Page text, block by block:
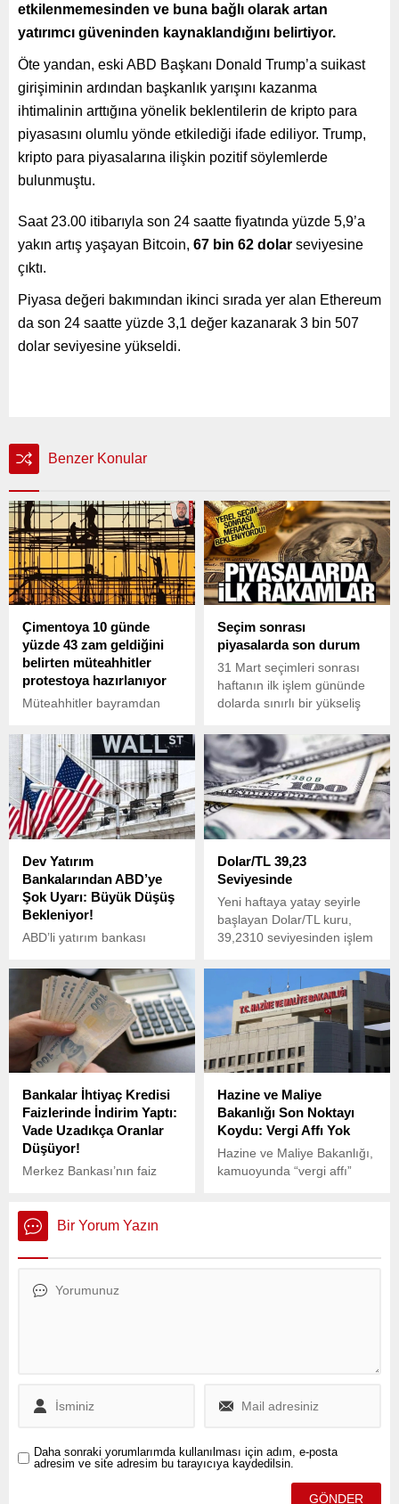
etkilenmemesinden ve buna bağlı olarak artan
yatırımcı güveninden kaynaklandığını belirtiyor.
Öte yandan, eski ABD Başkanı Donald Trump’a suikast
girişiminin ardından başkanlık yarışını kazanma
ihtimalinin arttığına yönelik beklentilerin de kripto para
piyasasını olumlu yönde etkilediği ifade ediliyor. Trump,
kripto para piyasalarına ilişkin pozitif söylemlerde
bulunmuştu.
Saat 23.00 itibarıyla son 24 saatte fiyatında yüzde 5,9’a
yakın artış yaşayan Bitcoin, 67 bin 62 dolar seviyesine
çıktı.
Piyasa değeri bakımından ikinci sırada yer alan Ethereum
da son 24 saatte yüzde 3,1 değer kazanarak 3 bin 507
dolar seviyesine yükseldi.
Benzer Konular
Çimentoya 10 günde
yüzde 43 zam geldiğini
belirten müteahhitler
protestoya hazırlanıyor
Müteahhitler bayramdan
torbasının 1750 TL’den 2
bin 500 TL’ye çıktığını
açıkladı. Maliyetten
bağımsız gelen zam
nedeniyle konut üretiminin
duracağı belirtiliyor.
Seçim sonrası
piyasalarda son durum
31 Mart seçimleri sonrası
haftanın ilk işlem gününde
dolarda sınırlı bir yükseliş
TL'de hareket eden dolar,
güne 32,42 TL'den başladı.
Gram altın ise şu
dakikalarda yüzde 1,24
artışla 2.358 liradan alıcı
buluyor.
Dev Yatırım
Bankalarından ABD’ye
Şok Uyarı: Büyük Düşüş
Bekleniyor!
ABD’li yatırım bankası
ekonomisinin büyüme
tahminini önemli ölçüde
aşağı yönlü revize etti.
Dolar/TL 39,23
Seviyesinde
Yeni haftaya yatay seyirle
başlayan Dolar/TL kuru,
39,2310 seviyesinden işlem
Bankalar İhtiyaç Kredisi
Faizlerinde İndirim Yaptı:
Vade Uzadıkça Oranlar
Düşüyor!
Merkez Bankası’nın faiz
beklentiler bankacılık
sektöründe hareketliliğe yol
açtı.
Hazine ve Maliye
Bakanlığı Son Noktayı
Koydu: Vergi Affı Yok
Hazine ve Maliye Bakanlığı,
kamuoyunda “vergi affı”
“Herhangi bir vergi affı
Bir Yorum Yazın
Daha sonraki yorumlarımda kullanılması için adım, e-posta
adresim ve site adresim bu tarayıcıya kaydedilsin.